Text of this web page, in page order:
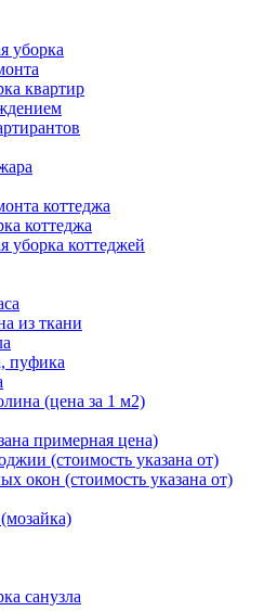
уборка
квартир
коттеджа
коттеджа
коттеджей
из ткани
пуфика
(цена за 1 м2)
примерная цена)
(стоимость указана от)
окон (стоимость указана от)
санузла